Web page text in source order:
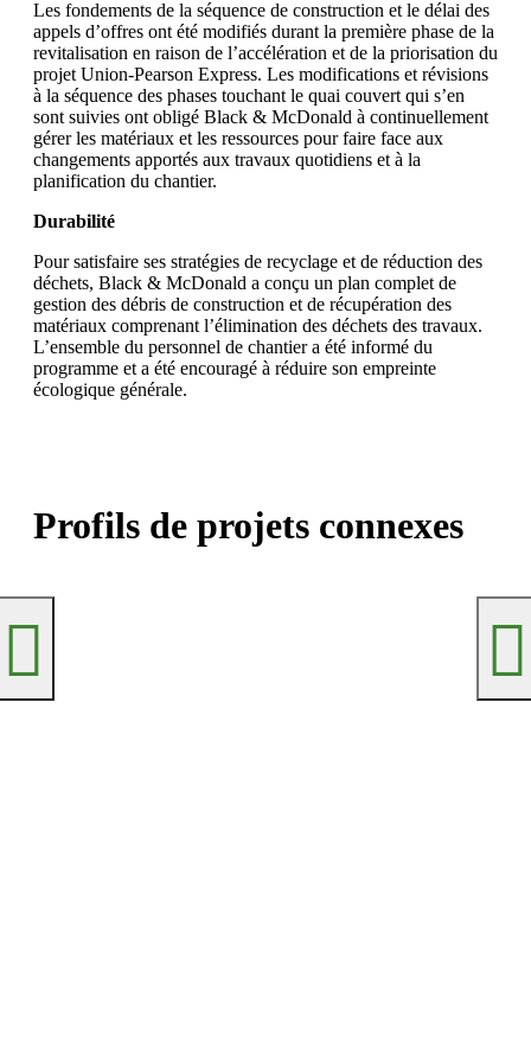
Les fondements de la séquence de construction et le délai des
appels d’offres ont été modifiés durant la première phase de la
revitalisation en raison de l’accélération et de la priorisation du
projet Union-Pearson Express. Les modifications et révisions
à la séquence des phases touchant le quai couvert qui s’en
sont suivies ont obligé Black & McDonald à continuellement
gérer les matériaux et les ressources pour faire face aux
changements apportés aux travaux quotidiens et à la
planification du chantier.
Durabilité
Pour satisfaire ses stratégies de recyclage et de réduction des
déchets, Black & McDonald a conçu un plan complet de
gestion des débris de construction et de récupération des
matériaux comprenant l’élimination des déchets des travaux.
L’ensemble du personnel de chantier a été informé du
programme et a été encouragé à réduire son empreinte
écologique générale.
Profils de projets connexes